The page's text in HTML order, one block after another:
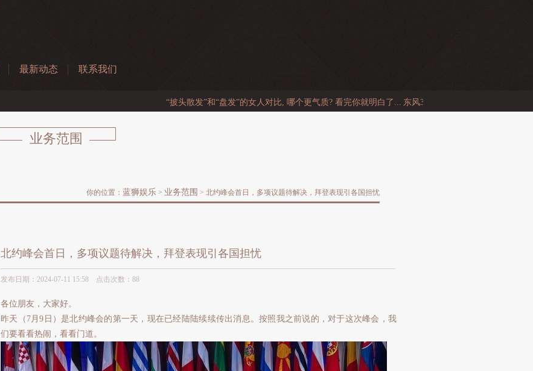
最新动态 联系我们
“披头散发”和“盘发”的女人对比, 哪个更气质? 看完你就明白了... 东风31成功试射, 射程近1.2万公里! 在全球
业务范围
你的位置： 蓝狮娱乐 > 业务范围 > 北约峰会首日，多项议题待解决，拜登表现引各国担忧
北约峰会首日，多项议题待解决，拜登表现引各国担忧
发布日期：2024-07-11 15:58 点击次数：88
各位朋友，大家好。
昨天（7月9日）是北约峰会的第一天，现在已经陆陆续续传出消息。按照我之前说的，对于这次峰会，我
们要看看热闹，看看门道。